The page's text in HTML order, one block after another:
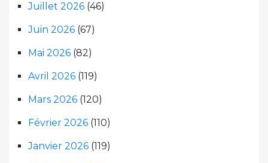
Juillet 2026 (46)
Juin 2026 (67)
Mai 2026 (82)
Avril 2026 (119)
Mars 2026 (120)
Février 2026 (110)
Janvier 2026 (119)